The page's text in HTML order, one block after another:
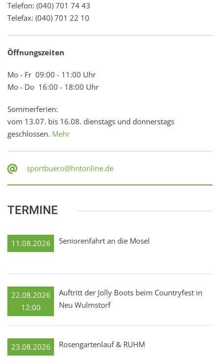
Telefon: (040) 701 74 43
Telefax: (040) 701 22 10
Öffnungszeiten
Mo - Fr 09:00 - 11:00 Uhr
Mo - Do 16:00 - 18:00 Uhr
Sommerferien:
vom 13.07. bis 16.08. dienstags und donnerstags
geschlossen. Mehr
sportbuero@hntonline.de
TERMINE
11.08.2026 Seniorenfahrt an die Mosel
22.08.2026
12:00
Auftritt der Jolly Boots beim Countryfest in
Neu Wulmstorf
23.08.2026 Rosengartenlauf & RUHM